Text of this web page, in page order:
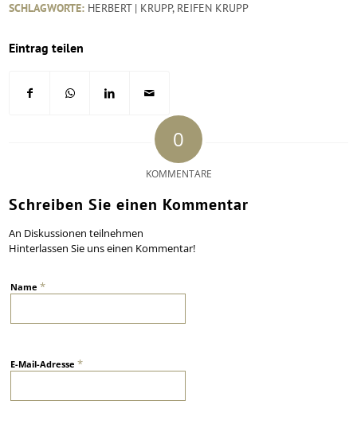
SCHLAGWORTE: HERBERT | KRUPP, REIFEN KRUPP
Eintrag teilen
0
KOMMENTARE
Schreiben Sie einen Kommentar
An Diskussionen teilnehmen
Hinterlassen Sie uns einen Kommentar!
Name*
E-Mail-Adresse*